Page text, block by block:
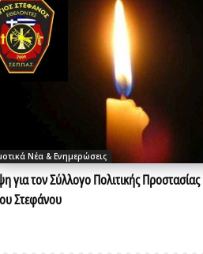
Νέα & Ενημερώσεις
για τον Σύλλογο Πολιτικής
Στεφάνου